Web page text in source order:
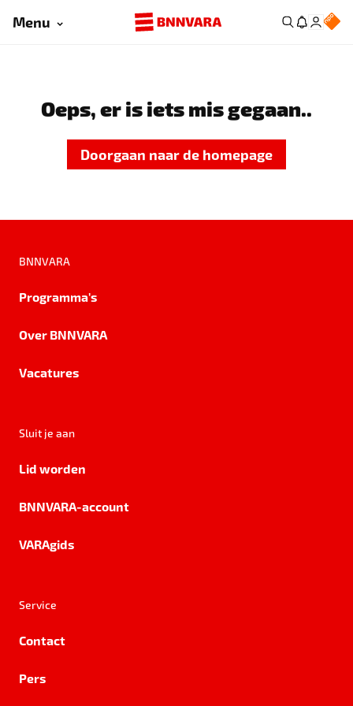
Menu
Oeps, er is iets mis gegaan..
Doorgaan naar de homepage
BNNVARA
Programma's
Over BNNVARA
Vacatures
Sluit je aan
Lid worden
BNNVARA-account
VARAgids
Service
Contact
Pers